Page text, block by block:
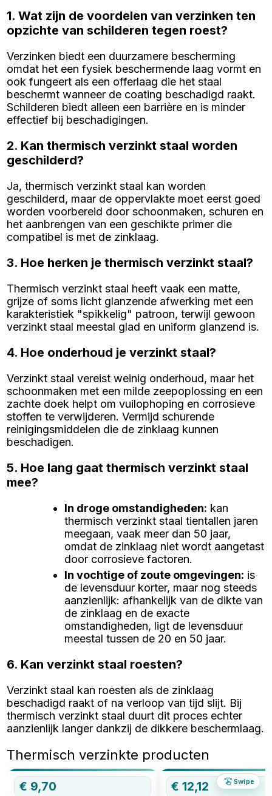
1. Wat zijn de voordelen van verzinken ten
opzichte van schilderen tegen roest?
Verzinken biedt een duurzamere bescherming
omdat het een fysiek beschermende laag vormt en
ook fungeert als een offerlaag die het staal
beschermt wanneer de coating beschadigd raakt.
Schilderen biedt alleen een barrière en is minder
effectief bij beschadigingen.
2. Kan thermisch verzinkt staal worden
geschilderd?
Ja, thermisch verzinkt staal kan worden
geschilderd, maar de oppervlakte moet eerst goed
worden voorbereid door schoonmaken, schuren en
het aanbrengen van een geschikte primer die
compatibel is met de zinklaag.
3. Hoe herken je thermisch verzinkt staal?
Thermisch verzinkt staal heeft vaak een matte,
grijze of soms licht glanzende afwerking met een
karakteristiek "spikkelig" patroon, terwijl gewoon
verzinkt staal meestal glad en uniform glanzend is.
4. Hoe onderhoud je verzinkt staal?
Verzinkt staal vereist weinig onderhoud, maar het
schoonmaken met een milde zeepoplossing en een
zachte doek helpt om vuilophoping en corrosieve
stoffen te verwijderen. Vermijd schurende
reinigingsmiddelen die de zinklaag kunnen
beschadigen.
5. Hoe lang gaat thermisch verzinkt staal
mee?
In droge omstandigheden: kan
thermisch verzinkt staal tientallen jaren
meegaan, vaak meer dan 50 jaar,
omdat de zinklaag niet wordt aangetast
door corrosieve factoren.
In vochtige of zoute omgevingen: is
de levensduur korter, maar nog steeds
aanzienlijk: afhankelijk van de dikte van
de zinklaag en de exacte
omstandigheden, ligt de levensduur
meestal tussen de 20 en 50 jaar.
6. Kan verzinkt staal roesten?
Verzinkt staal kan roesten als de zinklaag
beschadigd raakt of na verloop van tijd slijt. Bij
thermisch verzinkt staal duurt dit proces echter
aanzienlijk langer dankzij de dikkere beschermlaag.
Thermisch verzinkte producten
Swipe
€ 9,70 €12,12